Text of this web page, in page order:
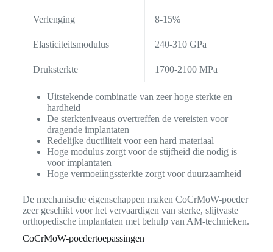
Verlenging 8-15%
Elasticiteitsmodulus 240-310 GPa
Druksterkte 1700-2100 MPa
Uitstekende combinatie van zeer hoge sterkte en
hardheid
De sterkteniveaus overtreffen de vereisten voor
dragende implantaten
Redelijke ductiliteit voor een hard materiaal
Hoge modulus zorgt voor de stijfheid die nodig is
voor implantaten
Hoge vermoeiingssterkte zorgt voor duurzaamheid
De mechanische eigenschappen maken CoCrMoW-poeder
zeer geschikt voor het vervaardigen van sterke, slijtvaste
orthopedische implantaten met behulp van AM-technieken.
CoCrMoW-poedertoepassingen